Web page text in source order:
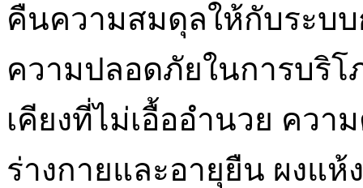
คืนความสมดุลให้กับระบ
ความปลอดภัยในการบริโ
เคียงที่ไม่เอื้ออำนวย คว
ร่างกายและอายุยืน ผงแ